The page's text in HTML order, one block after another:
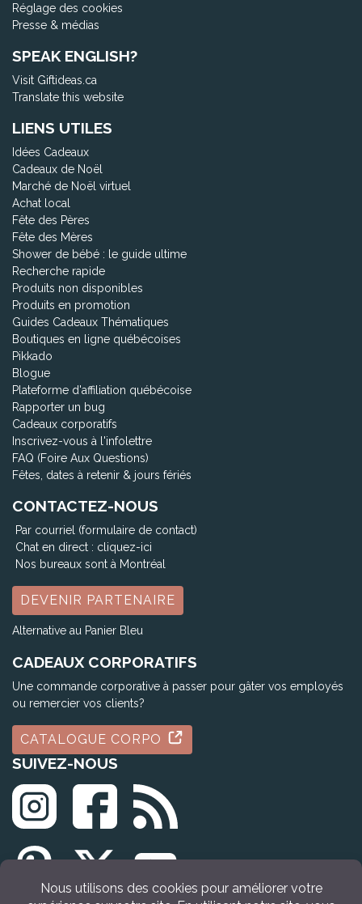
Réglage des cookies
Presse & médias
SPEAK ENGLISH?
Visit Giftideas.ca
Translate this website
LIENS UTILES
Idées Cadeaux
Cadeaux de Noël
Marché de Noël virtuel
Achat local
Fête des Pères
Fête des Mères
Shower de bébé : le guide ultime
Recherche rapide
Produits non disponibles
Produits en promotion
Guides Cadeaux Thématiques
Boutiques en ligne québécoises
Pikkado
Blogue
Plateforme d'affiliation québécoise
Rapporter un bug
Cadeaux corporatifs
Inscrivez-vous à l'infolettre
FAQ (Foire Aux Questions)
Fêtes, dates à retenir & jours fériés
CONTACTEZ-NOUS
Par courriel (formulaire de contact)
Chat en direct : cliquez-ici
Nos bureaux sont à Montréal
DEVENIR PARTENAIRE
Alternative au Panier Bleu
CADEAUX CORPORATIFS
Une commande corporative à passer pour gâter vos employés
ou remercier vos clients?
CATALOGUE CORPO
SUIVEZ-NOUS